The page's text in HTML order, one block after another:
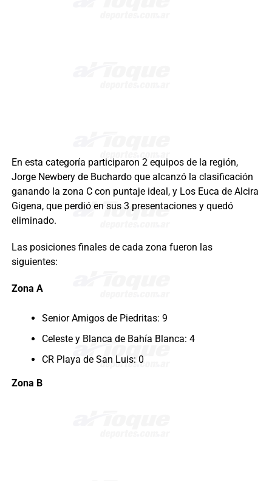
En esta categoría participaron 2 equipos de la región,
Jorge Newbery de Buchardo que alcanzó la clasificación
ganando la zona C con puntaje ideal, y Los Euca de Alcira
Gigena, que perdió en sus 3 presentaciones y quedó
eliminado.
Las posiciones finales de cada zona fueron las
siguientes:
Zona A
Senior Amigos de Piedritas: 9
Celeste y Blanca de Bahía Blanca: 4
CR Playa de San Luis: 0
Zona B